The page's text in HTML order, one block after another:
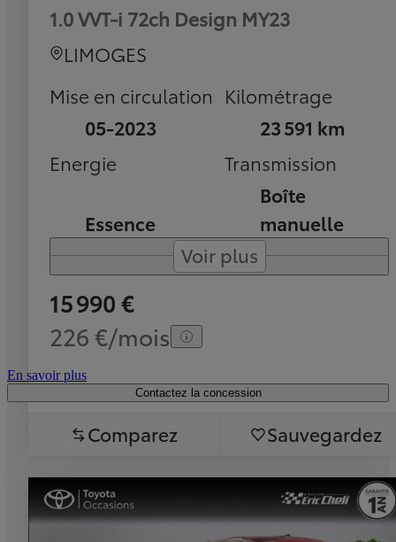
1.0 VVT-i 72ch Design MY23
LIMOGES
Mise en circulation
05-2023
Kilométrage
23 591 km
Energie
Essence
Transmission
Boîte
manuelle
Voir plus
15 990 €
226 €/mois
En savoir plus
Contactez la concession
Comparez Sauvegardez